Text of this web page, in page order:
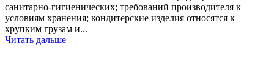
санитарно-гигиенических; требований производителя к
условиям хранения; кондитерские изделия относятся к
хрупким грузам и...
Читать дальше